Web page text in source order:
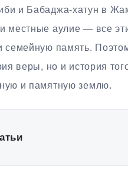
и Бабаджа-хатун в
местные аулие — все
семейную память.
веры, но и история
и памятную землю.